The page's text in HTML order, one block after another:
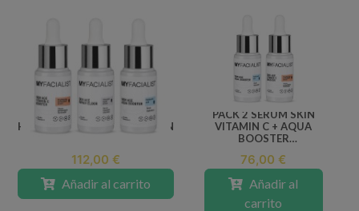
TRIO SERUM SKIN AQUA
HIALURONIC+ELIXIR+VITAMIN
112,00 €
Añadir al carrito
PACK 2 SERUM SKIN
VITAMIN C + AQUA
BOOSTER
76,00 €
Añadir al
carrito